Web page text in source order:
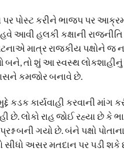
પોસ્ટ કરીને ભાજપ પર
આવી હલકી કક્ષાની
માત્ર રાજકીય પક્ષોને જ
બને, તો શું આ સ્વસ્થ લોકશાહીનું
કમજોર બનાવે છે.
કાર્યવાહી કરવાની માંગ
છે. લોકો રાહ જોઈ રહ્યા છે કે
બની ગયો છે. બંને પક્ષો
અસર મતદાન પર પડી શકે